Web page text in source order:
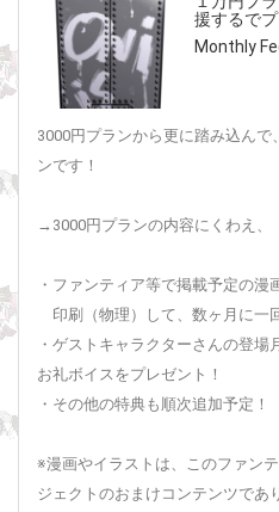
援するでプ
Monthly
3000円プランから更に踏み込ん
ンです！
→3000円プランの内容にくわえ、
・ファンティア等で掲載予定の漫
印刷（物理）して、数ヶ月に一
・ゲストキャラクターさんの登
お礼ボイスをプレゼント！
・その他の特典も順次追加予定！
※漫画やイラストは、このファン
ジェクトのおまけコンテンツであ